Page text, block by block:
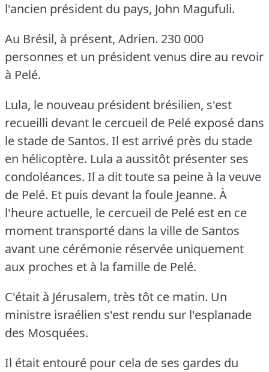
l'ancien président du pays, John Magufuli.
Au Brésil, à présent, Adrien. 230 000
personnes et un président venus dire au revoir
à Pelé.
Lula, le nouveau président brésilien, s'est
recueilli devant le cercueil de Pelé exposé dans
le stade de Santos. Il est arrivé près du stade
en hélicoptère. Lula a aussitôt présenter ses
condoléances. Il a dit toute sa peine à la veuve
de Pelé. Et puis devant la foule Jeanne. À
l'heure actuelle, le cercueil de Pelé est en ce
moment transporté dans la ville de Santos
avant une cérémonie réservée uniquement
aux proches et à la famille de Pelé.
C'était à Jérusalem, très tôt ce matin. Un
ministre israélien s'est rendu sur l'esplanade
des Mosquées.
Il était entouré pour cela de ses gardes du